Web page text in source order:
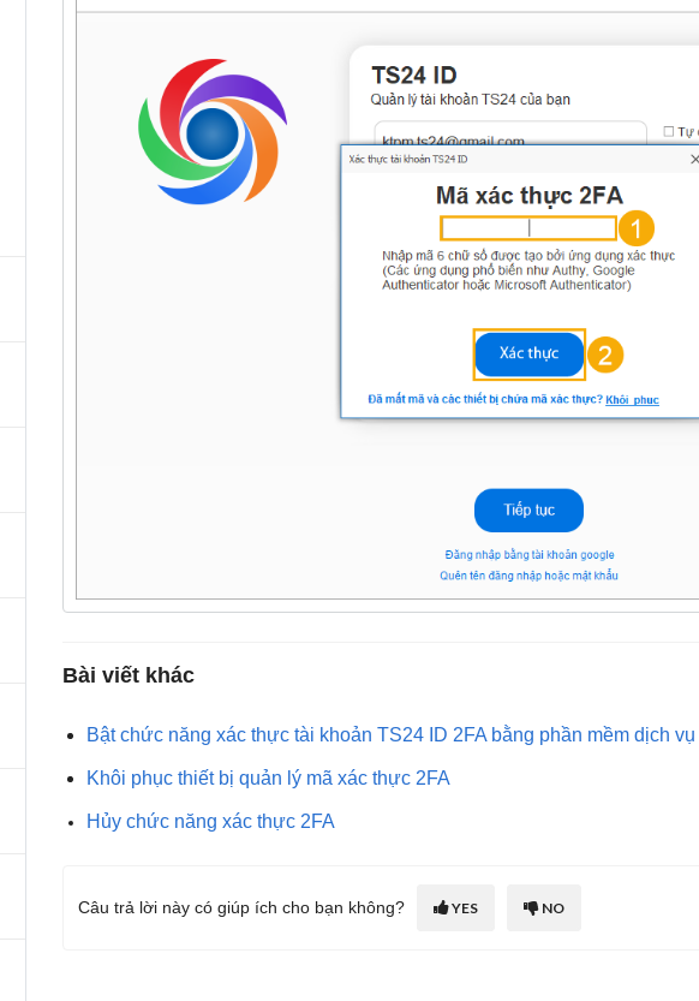
Bài viết khác
Bật chức năng xác thực tài khoản TS24 ID 2FA bằng phần mềm dịch
Khôi phục thiết bị quản lý mã xác thực 2FA
Hủy chức năng xác thực 2FA
Câu trả lời này có giúp ích cho bạn không? YES NO